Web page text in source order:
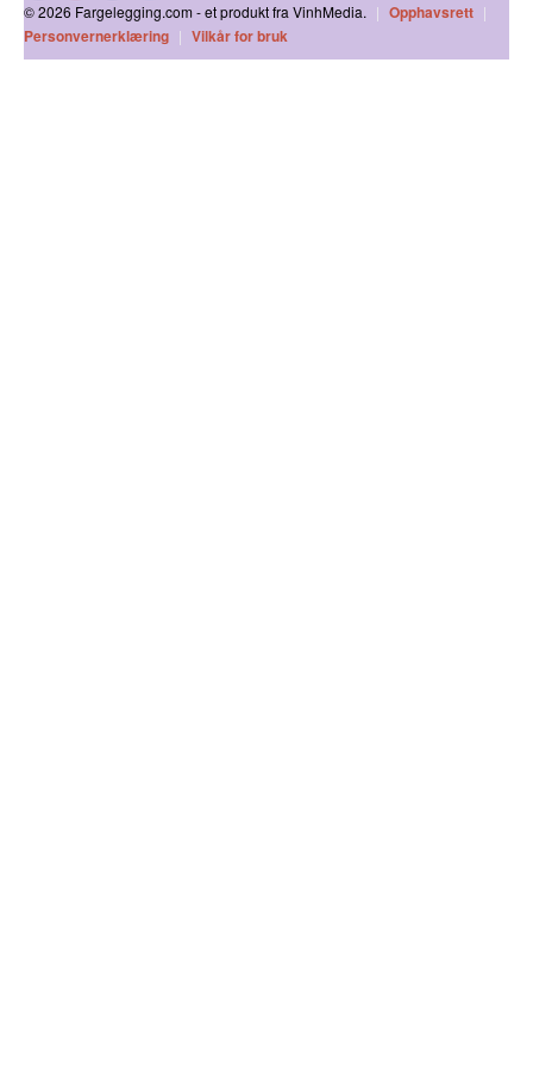
© 2026 Fargelegging.com - et produkt fra VinhMedia. | Opphavsrett |
Personvernerklæring | Vilkår for bruk